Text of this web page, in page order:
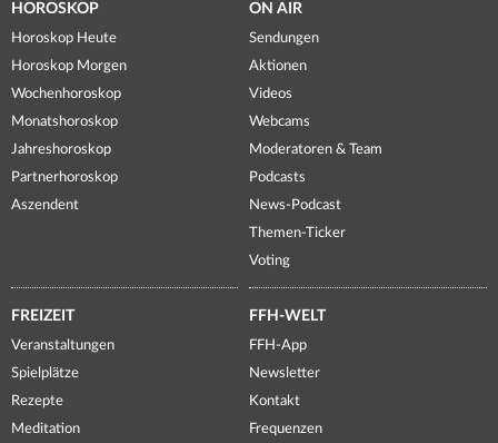
HOROSKOP
Horoskop Heute
Horoskop Morgen
Wochenhoroskop
Monatshoroskop
Jahreshoroskop
Partnerhoroskop
Aszendent
ON AIR
Sendungen
Aktionen
Videos
Webcams
Moderatoren & Team
Podcasts
News-Podcast
Themen-Ticker
Voting
FREIZEIT
Veranstaltungen
Spielplätze
Rezepte
Meditation
FFH-WELT
FFH-App
Newsletter
Kontakt
Frequenzen